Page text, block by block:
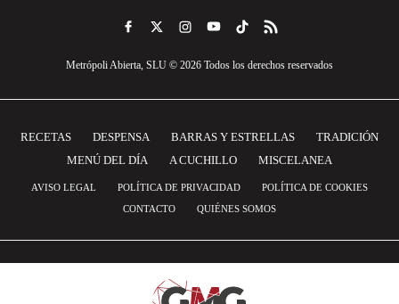
Metrópoli Abierta, SLU © 2026 Todos los derechos reservados
RECETAS DESPENSA BARRAS Y ESTRELLAS
TRADICIÓN
MENÚ DEL DÍA
A CUCHILLO MISCELANEA
AVISO LEGAL POLÍTICA DE PRIVACIDAD
POLÍTICA DE COOKIES
CONTACTO
QUIÉNES SOMOS